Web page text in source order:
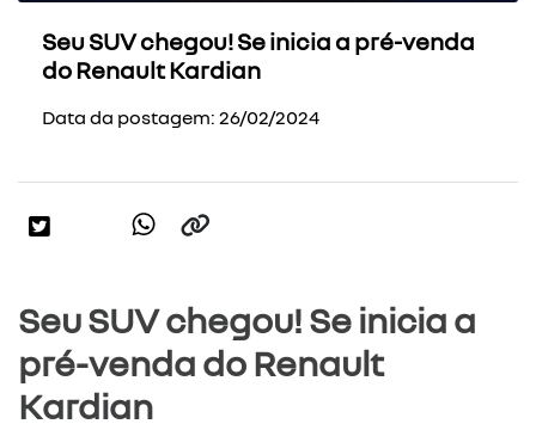
Seu SUV chegou! Se inicia a pré-venda
do Renault Kardian
Data da postagem: 26/02/2024
Seu SUV chegou! Se inicia a
pré-venda do Renault
Kardian